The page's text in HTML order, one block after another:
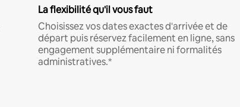
La flexibilité qu'il vous faut
Choisissez vos dates exactes d'arrivée et de
départ puis réservez facilement en ligne, sans
engagement supplémentaire ni formalités
administratives.*